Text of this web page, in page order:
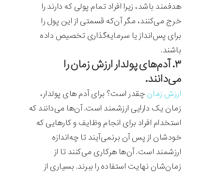
هدفمند باشد، زیرا افراد تمام پولی که دارند را
خرج می‌کنند، مگر آن‌که قسمتی از این پول را
برای پس‌انداز یا سرمایه‌گذاری تخصیص داده
باشند.
۳. آدم‌های پولدار ارزش زمان را
می‌دانند.
ارزش زمان چقدر است؟ برای آدم های پولدار،
زمان یک دارایی ارزشمند است. آن‌ها می‌دانند که
استخدام افراد برای انجام وظایف و کارهایی که
خودشان از پس آن برنمی‌آیند تا چه‌اندازه
ارزشمند است. آن‌ها هرکاری می‌کنند تا از
زمان‌شان نهایت استفاده را ببرند. بسیاری از